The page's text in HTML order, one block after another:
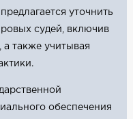
уточнить
судей, включив
а также учитывая
обеспечения